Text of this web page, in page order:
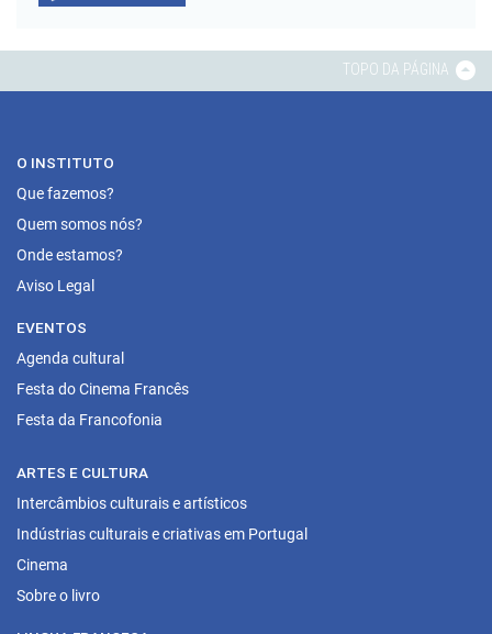
TOPO DA PÁGINA
O INSTITUTO
Que fazemos?
Quem somos nós?
Onde estamos?
Aviso Legal
EVENTOS
Agenda cultural
Festa do Cinema Francês
Festa da Francofonia
ARTES E CULTURA
Intercâmbios culturais e artísticos
Indústrias culturais e criativas em Portugal
Cinema
Sobre o livro